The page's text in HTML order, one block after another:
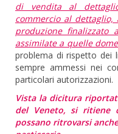
di vendita al
commercio al
produzione finalizzato
assimilate a quelle
problema di rispetto dei
sempre ammessi nei
particolari autorizzazioni.
Vista la dicitura
del Veneto, si ritiene
possano ritrovarsi